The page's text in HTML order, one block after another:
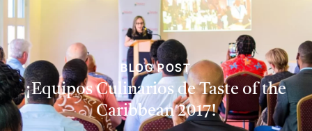
BLOG POST
¡Equipos Culinarios de Taste of the
Caribbean 2017!